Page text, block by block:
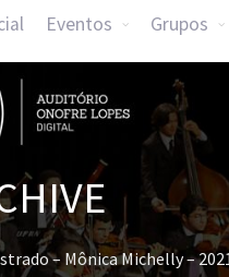
Eventos Grupos
– Mônica Michelly –